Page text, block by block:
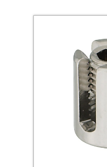
Заклепки (Гайки-
Крюки, кольца с
Крюки, кольца с